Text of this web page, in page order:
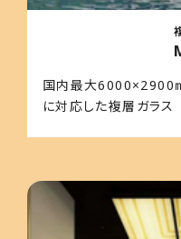
国内最大6000×2900
に対応した複層ガラス